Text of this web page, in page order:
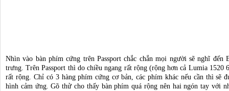
Nhìn vào bàn phím cứng trên Passport chắc chắn mọi người sẽ nghĩ đến
trưng. Trên Passport thì do chiều ngang rất rộng (rộng hơn cả Lumia 1520
rất rộng. Chỉ có 3 hàng phím cứng cơ bản, các phím khác nếu cần thì sẽ
hình cảm ứng. Gõ thử cho thấy bàn phím quá rộng nên hai ngón tay với